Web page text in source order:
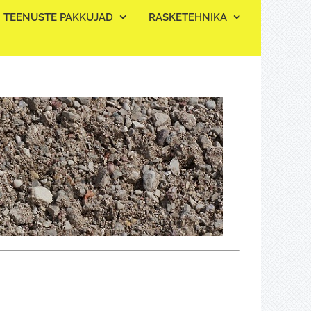
TEENUSTE PAKKUJAD RASKETEHNIKA